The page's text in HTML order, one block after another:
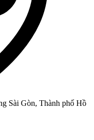
Sài Gòn, Thành phố Hồ